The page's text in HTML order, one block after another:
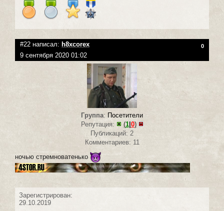
#22 написал: h8xcorex 0
9 сентября 2020 01:02
Группа: Посетители
Репутация:
(1| 0)
Публикаций: 2
Комментариев: 11
ночью стремноватенько
Зарегистрирован:
29.10.2019